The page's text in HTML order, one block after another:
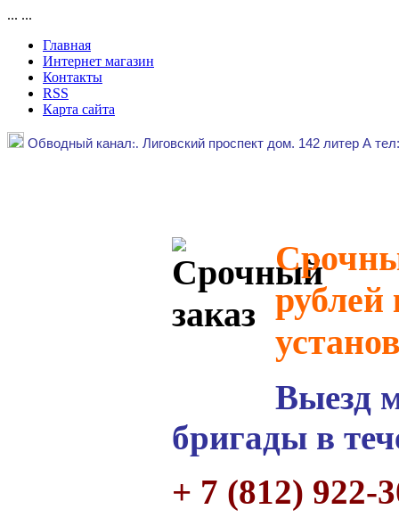
... ...
Главная
Интернет магазин
Контакты
RSS
Карта сайта
Обводный канал:. Лиговский проспект дом. 142 литер А
рублей
Выезд
бригады в
+ 7 (812) 922-